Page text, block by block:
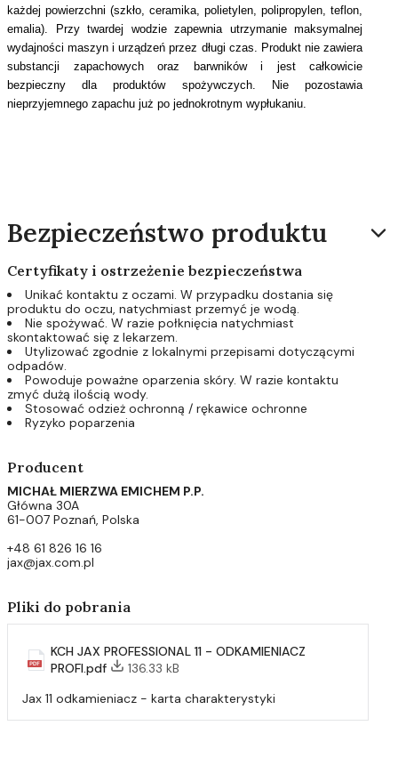
każdej powierzchni (szkło, ceramika, polietylen, polipropylen, teflon,
emalia). Przy twardej wodzie zapewnia utrzymanie maksymalnej
wydajności maszyn i urządzeń przez długi czas. Produkt nie zawiera
substancji zapachowych oraz barwników i jest całkowicie
bezpieczny dla produktów spożywczych. Nie pozostawia
nieprzyjemnego zapachu już po jednokrotnym wypłukaniu.
Bezpieczeństwo produktu
Certyfikaty i ostrzeżenie bezpieczeństwa
Unikać kontaktu z oczami. W przypadku dostania się
produktu do oczu, natychmiast przemyć je wodą.
Nie spożywać. W razie połknięcia natychmiast
skontaktować się z lekarzem.
Utylizować zgodnie z lokalnymi przepisami dotyczącymi
odpadów.
Powoduje poważne oparzenia skóry. W razie kontaktu
zmyć dużą ilością wody.
Stosować odzież ochronną / rękawice ochronne
Ryzyko poparzenia
Producent
MICHAŁ MIERZWA EMICHEM P.P.
Główna 30A
61-007 Poznań, Polska
+48 61 826 16 16
jax@jax.com.pl
Pliki do pobrania
KCH JAX PROFESSIONAL 11 - ODKAMIENIACZ
PROFI.pdf
136.33 kB
Jax 11 odkamieniacz - karta charakterystyki